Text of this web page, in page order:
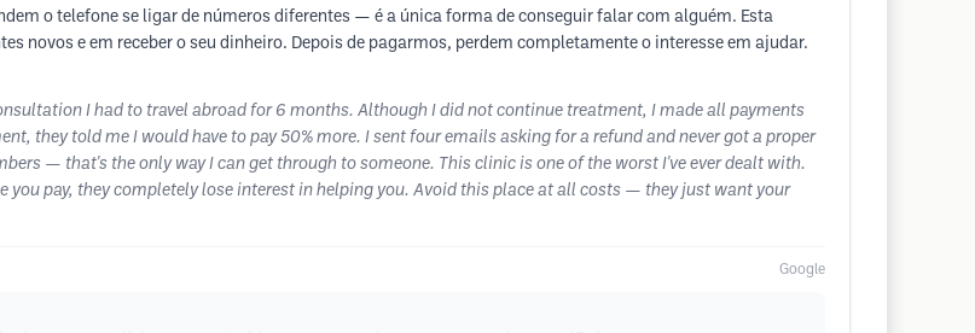
o telefone se ligar de números diferentes — é a única forma de conseguir falar com alguém. Esta
novos e em receber o seu dinheiro. Depois de pagarmos, perdem completamente o interesse em ajudar.
I had to travel abroad for 6 months. Although I did not continue treatment, I made all payments
they told me I would have to pay 50% more. I sent four emails asking for a refund and never got a proper
— that's the only way I can get through to someone. This clinic is one of the worst I've ever dealt with.
you pay, they completely lose interest in helping you. Avoid this place at all costs — they just want your
Google